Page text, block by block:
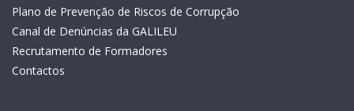
Plano de Prevenção de Riscos de Corrupção
Canal de Denúncias da GALILEU
Recrutamento de Formadores
Contactos